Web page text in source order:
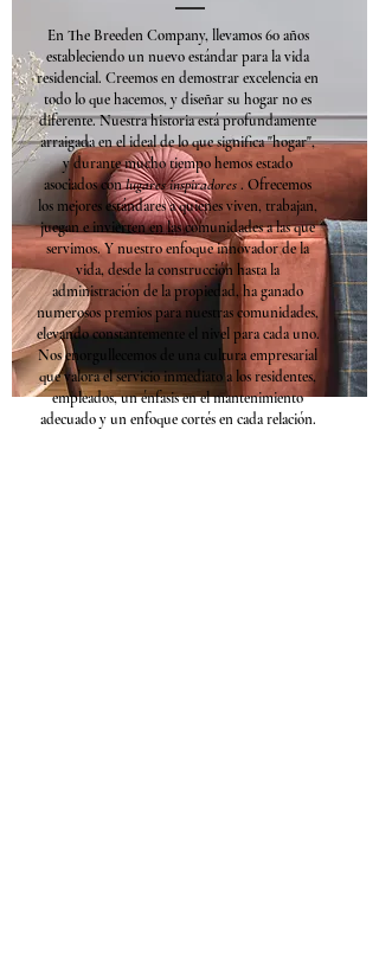
En The Breeden Company, llevamos 60 años
estableciendo un nuevo estándar para la vida
residencial. Creemos en demostrar excelencia en
todo lo que hacemos, y diseñar su hogar no es
diferente. Nuestra historia está profundamente
arraigada en el ideal de lo que significa "hogar",
y durante mucho tiempo hemos estado
asociados conlugares inspiradores. Ofrecemos
los mejores estándares a quienes viven, trabajan,
juegan e invierten en las comunidades a las que
servimos. Y nuestro enfoque innovador de la
vida, desde la construcción hasta la
administración de la propiedad, ha ganado
numerosos premios para nuestras comunidades,
elevando constantemente el nivel para cada uno.
Nos enorgullecemos de una cultura empresarial
que valora el servicio inmediato a los residentes,
empleados, un énfasis en el mantenimiento
adecuado y un enfoque cortés en cada relación.